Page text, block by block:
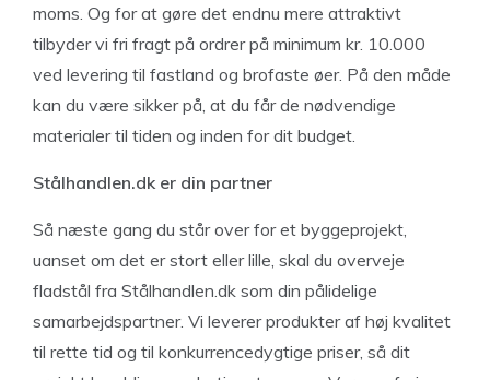
moms. Og for at gøre det endnu mere attraktivt
tilbyder vi fri fragt på ordrer på minimum kr. 10.000
ved levering til fastland og brofaste øer. På den måde
kan du være sikker på, at du får de nødvendige
materialer til tiden og inden for dit budget.
Stålhandlen.dk er din partner
Så næste gang du står over for et byggeprojekt,
uanset om det er stort eller lille, skal du overveje
fladstål fra Stålhandlen.dk som din pålidelige
samarbejdspartner. Vi leverer produkter af høj kvalitet
til rette tid og til konkurrencedygtige priser, så dit